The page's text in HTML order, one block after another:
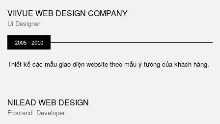
VIIVUE WEB DESIGN COMPANY
Ui Designer
2005 - 2010
Thiết kế các mẫu giao diện website theo mẫu ý tưởng của khách hàng.
NILEAD WEB DESIGN
Frontend Developer